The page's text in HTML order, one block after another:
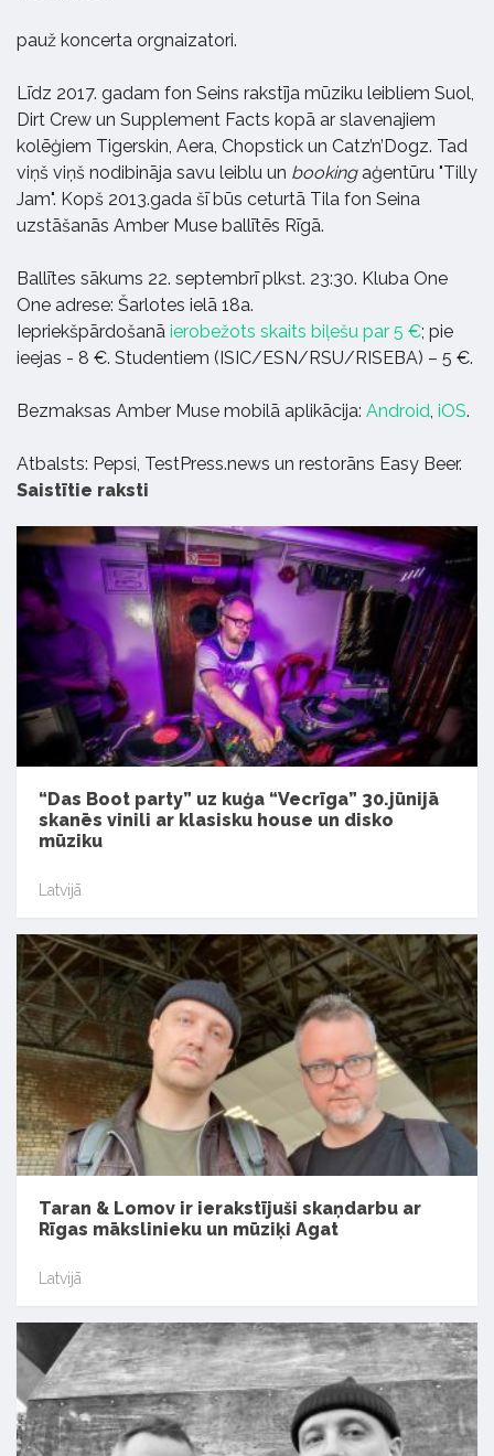
pauž koncerta orgnaizatori.
Līdz 2017. gadam fon Seins rakstīja mūziku leibliem Suol,
Dirt Crew un Supplement Facts kopā ar slavenajiem
kolēģiem Tigerskin, Aera, Chopstick un Catz’n’Dogz. Tad
viņš viņš nodibināja savu leiblu un bookingaģentūru "Tilly
Jam". Kopš 2013.gada šī būs ceturtā Tila fon Seina
uzstāšanās Amber Muse ballītēs Rīgā.
Ballītes sākums 22. septembrī plkst. 23:30. Kluba One
One adrese: Šarlotes ielā 18а.
Iepriekšpārdošanā ierobežots skaits biļešu par 5 €; pie
ieejas - 8 €. Studentiem (ISIC/ESN/RSU/RISEBA) – 5 €.
Bezmaksas Amber Muse mobilā aplikācija: Android iOS.
Atbalsts: Pepsi, TestPress.news un restorāns Easy Beer.
Saistītie raksti
“Das Boot party” uz kuģa “Vecrīga” 30.jūnijā
skanēs vinili ar klasisku house un disko
mūziku
Latvijā
Taran & Lomov ir ierakstījuši skaņdarbu ar
Rīgas mākslinieku un mūziķi Agat
Latvijā